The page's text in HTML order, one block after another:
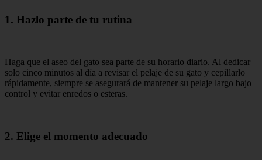
1. Hazlo parte de tu rutina
Haga que el aseo del gato sea parte de su horario diario. Al dedicar
solo cinco minutos al día a revisar el pelaje de su gato y cepillarlo
rápidamente, siempre se asegurará de mantener su pelaje largo bajo
control y evitar enredos o esteras.
2. Elige el momento adecuado